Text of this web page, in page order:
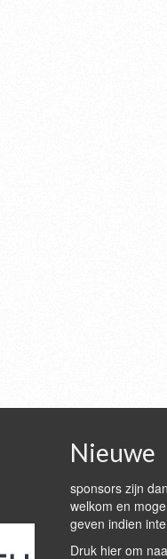
Nieuwe
sponsors zijn
welkom en
geven indien
Druk hier om